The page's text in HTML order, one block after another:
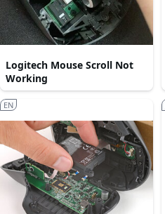
Logitech Mouse Scroll Not
Working
EN